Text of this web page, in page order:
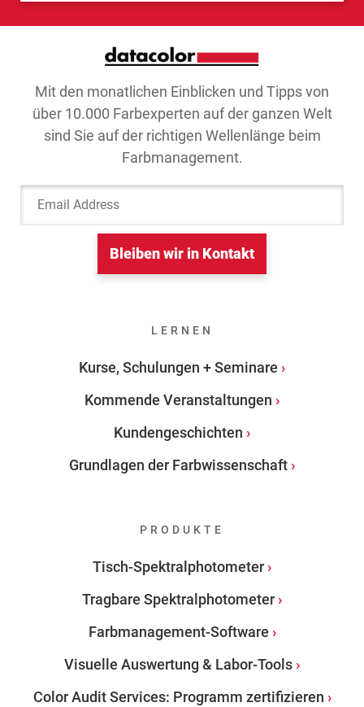
Mit den monatlichen Einblicken und Tipps von
über 10.000 Farbexperten auf der ganzen Welt
sind Sie auf der richtigen Wellenlänge beim
Farbmanagement.
Email Address
Bleiben wir in Kontakt
LERNEN
Kurse, Schulungen + Seminare
Kommende Veranstaltungen
Kundengeschichten
Grundlagen der Farbwissenschaft
PRODUKTE
Tisch-Spektralphotometer
Tragbare Spektralphotometer
Farbmanagement-Software
Visuelle Auswertung & Labor-Tools
Color Audit Services: Programm zertifizieren